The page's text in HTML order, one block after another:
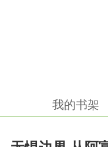
我的书架